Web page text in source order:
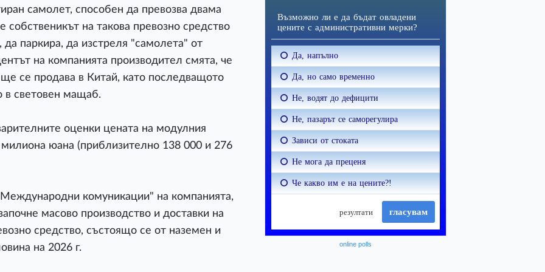
самолет, способен да превозва двама
на такова превозно средство
паркира, да изстреля "самолета" от
на компанията производител смята, че
се продава в Китай, като последващото
в световен мащаб.
оценки цената на модулния
юана (приблизително 138 000 и 276
комуникации" на компанията,
масово производство и доставки на
средство, състоящо се от наземен и
на 2026 г.
online polls